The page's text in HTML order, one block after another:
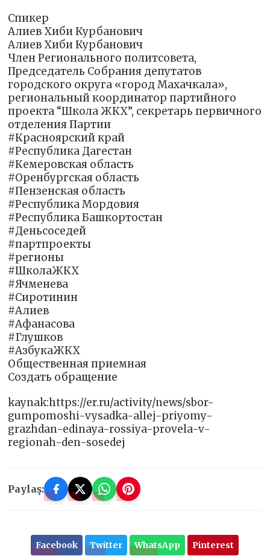
Спикер
Алиев Хиби Курбанович
Алиев Хиби Курбанович
Член Регионального политсовета,
Председатель Собрания депутатов
городского округа «город Махачкала»,
региональный координатор партийного
проекта “Школа ЖКХ”, секретарь первичного
отделения Партии
#Красноярский край
#Республика Дагестан
#Кемеровская область
#Оренбургская область
#Пензенская область
#Республика Мордовия
#Республика Башкортостан
#Деньсоседей
#партпроекты
#регионы
#ШколаЖКХ
#Ячменева
#Сиротинин
#Алиев
#Афанасова
#Глушков
#АзбукаЖКХ
Общественная приемная
Создать обращение
kaynak:https://er.ru/activity/news/sbor-
gumpomoshi-vysadka-allej-priyomy-
grazhdan-edinaya-rossiya-provela-v-
regionah-den-sosedej
Paylaş:
Facebook Twitter WhatsApp Pinterest